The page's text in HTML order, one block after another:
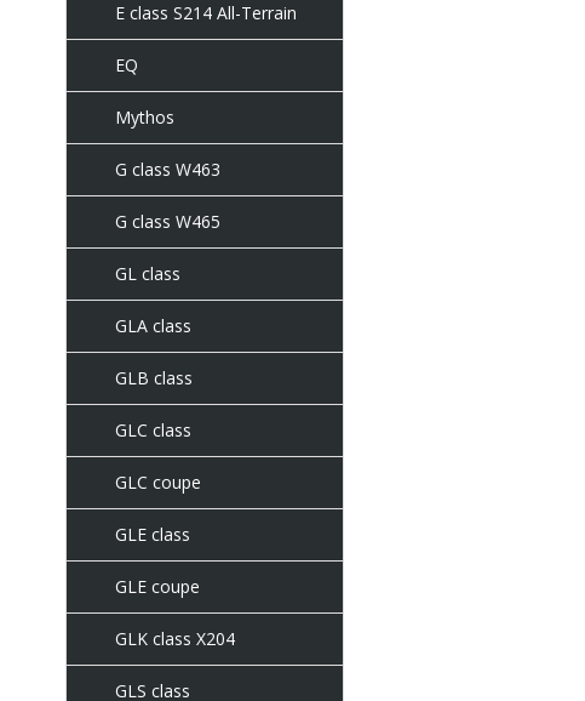
E class S214 All-Terrain
EQ
Mythos
G class W463
G class W465
GL class
GLA class
GLB class
GLC class
GLC coupe
GLE class
GLE coupe
GLK class X204
GLS class